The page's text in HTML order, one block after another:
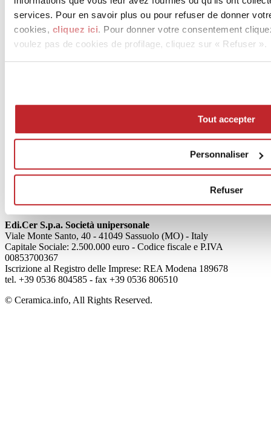
services. Pour en savoir plus ou pour refuser de donner
cookies, cliquez ici. Pour donner votre consentement
voulez pas de cookies de profilage, cliquez sur « Refuser ».
Tout accepter
Personnaliser
Refuser
News
Articoli
Mog 231/01
Credits
Edi.Cer S.p.a. Società unipersonale
Viale Monte Santo, 40 - 41049 Sassuolo (MO) - Italy
Capitale Sociale: 2.500.000 euro - Codice fiscale e P.IVA
00853700367
Iscrizione al Registro delle Imprese: REA Modena 189678
tel. +39 0536 804585 - fax +39 0536 806510
© Ceramica.info, All Rights Reserved.